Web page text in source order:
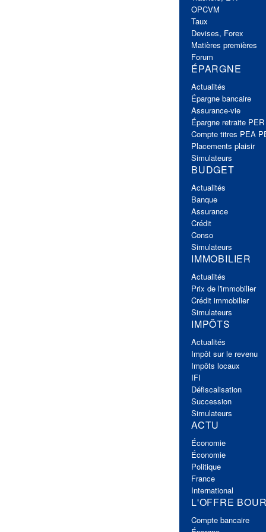
OPCVM
Taux
Devises, Forex
Matières premières
Forum
ÉPARGNE
Actualités
Épargne bancaire
Assurance-vie
Épargne retraite PER
Compte titres PEA
Placements plaisir
Simulateurs
BUDGET
Actualités
Banque
Assurance
Crédit
Conso
Simulateurs
IMMOBILIER
Actualités
Prix de l'immobilier
Crédit immobilier
Simulateurs
IMPÔTS
Actualités
Impôt sur le revenu
Impôts locaux
IFI
Défiscalisation
Succession
Simulateurs
ACTU
Économie
Économie
Politique
France
International
L'OFFRE
Compte bancaire